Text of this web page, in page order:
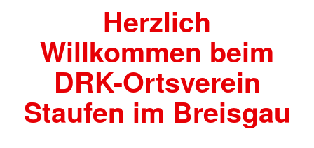
Herzlich
Willkommen beim
DRK-Ortsverein
Staufen im Breisgau